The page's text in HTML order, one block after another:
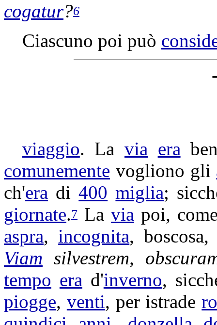
cogatur?6
Ciascuno poi può
viaggio. La via era
comunemente vogliono gli
ch'era di400 miglia;
giornate.7 Lavia poi,
aspra, incognita,boscosa,
Viam silvestrem,
tempo era d'inverno,
piogge, venti, per istrade